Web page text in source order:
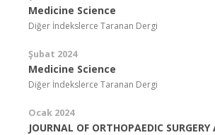
Medicine Science
Diğer İndekslerce Taranan Dergi
Şubat 2024
Medicine Science
Diğer İndekslerce Taranan Dergi
Ocak 2024
JOURNAL OF ORTHOPAEDIC SURGERY